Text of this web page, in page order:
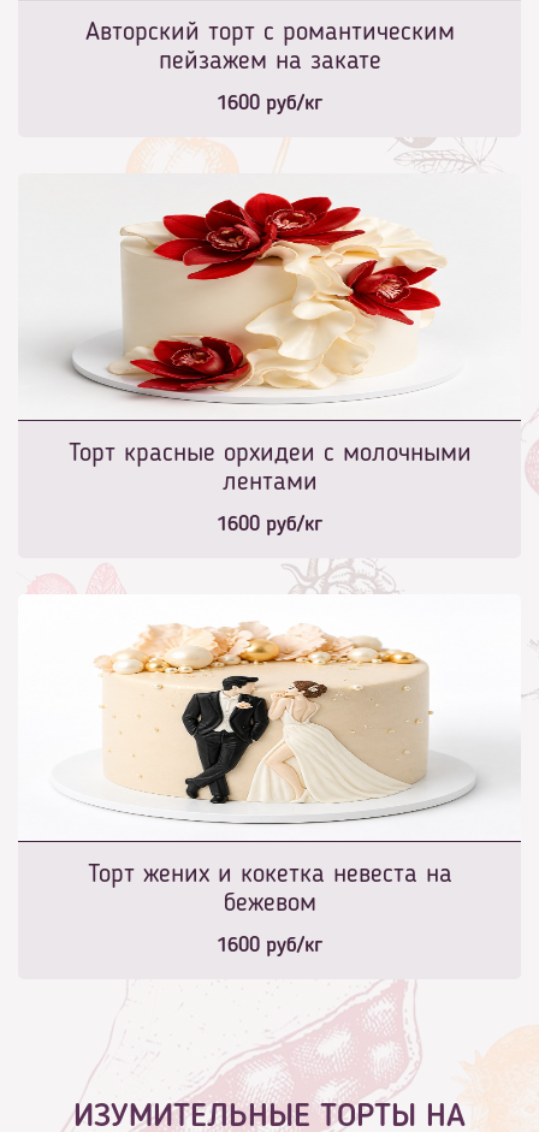
Авторский торт с романтическим
пейзажем на закате
1600 руб/кг
Торт красные орхидеи с молочными
лентами
1600 руб/кг
Торт жених и кокетка невеста на
бежевом
1600 руб/кг
ИЗУМИТЕЛЬНЫЕ ТОРТЫ НА